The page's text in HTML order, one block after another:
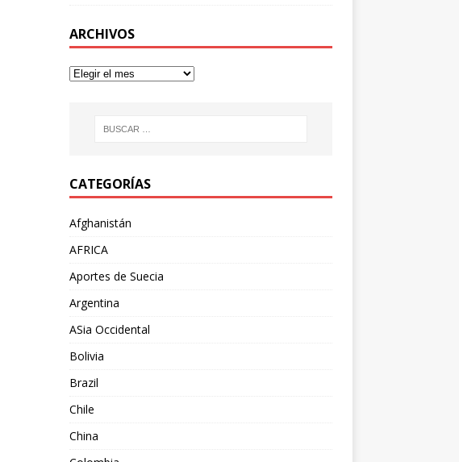
ARCHIVOS
CATEGORÍAS
Afghanistán
AFRICA
Aportes de Suecia
Argentina
ASia Occidental
Bolivia
Brazil
Chile
China